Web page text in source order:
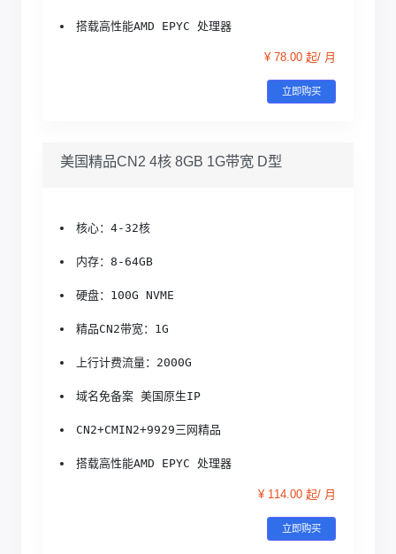
搭载高性能AMD EPYC 处理器
¥ 78.00 起/ 月
立即购买
美国精品CN2 4核 8GB 1G带宽 D型
核心：4-32核
内存：8-64GB
硬盘：100G NVME
精品CN2带宽：1G
上行计费流量：2000G
域名免备案 美国原生IP
CN2+CMIN2+9929三网精品
搭载高性能AMD EPYC 处理器
¥ 114.00 起/ 月
立即购买